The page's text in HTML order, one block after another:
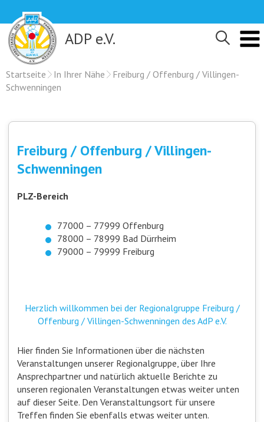
content
ADP e.V.
Startseite In Ihrer Nähe
Freiburg / Offenburg / Villingen-
Schwenningen
Freiburg / Offenburg / Villingen-
Schwenningen
PLZ-Bereich
77000 – 77999 Offenburg
78000 – 78999 Bad Dürrheim
79000 – 79999 Freiburg
Herzlich willkommen bei der Regionalgruppe Freiburg /
Offenburg / Villingen-Schwenningen des AdP e.V.
Hier finden Sie Informationen über die nächsten
Veranstaltungen unserer Regionalgruppe, über Ihre
Ansprechpartner und natürlich aktuelle Berichte zu
unseren regionalen Veranstaltungen etwas weiter unten
auf dieser Seite. Den Veranstaltungsort für unsere
Treffen finden Sie ebenfalls etwas weiter unten.